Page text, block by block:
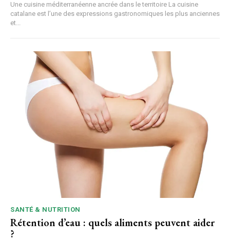
Une cuisine méditerranéenne ancrée dans le territoire La cuisine
catalane est l’une des expressions gastronomiques les plus anciennes
et...
SANTÉ & NUTRITION
Rétention d’eau : quels aliments peuvent aider
?